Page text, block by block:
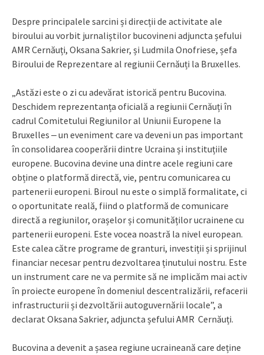
Despre principalele sarcini și direcții de activitate ale
biroului au vorbit jurnaliștilor bucovineni adjuncta șefului
AMR Cernăuți, Oksana Sakrier, și Ludmila Onofriese, șefa
Biroului de Reprezentare al regiunii Cernăuți la Bruxelles.
„Astăzi este o zi cu adevărat istorică pentru Bucovina.
Deschidem reprezentanța oficială a regiunii Cernăuți în
cadrul Comitetului Regiunilor al Uniunii Europene la
Bruxelles ‒ un eveniment care va deveni un pas important
în consolidarea cooperării dintre Ucraina și instituțiile
europene. Bucovina devine una dintre acele regiuni care
obține o platformă directă, vie, pentru comunicarea cu
partenerii europeni. Biroul nu este o simplă formalitate, ci
o oportunitate reală, fiind o platformă de comunicare
directă a regiunilor, orașelor și comunităților ucrainene cu
partenerii europeni. Este vocea noastră la nivel european.
Este calea către programe de granturi, investiții și sprijinul
financiar necesar pentru dezvoltarea ținutului nostru. Este
un instrument care ne va permite să ne implicăm mai activ
în proiecte europene în domeniul descentralizării, refacerii
infrastructurii și dezvoltării autoguvernării locale”, a
declarat Oksana Sakrier, adjuncta șefului AMR Cernăuți.
Bucovina a devenit a șasea regiune ucraineană care deține